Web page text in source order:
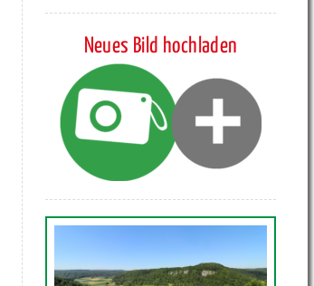
Neues Bild hochladen